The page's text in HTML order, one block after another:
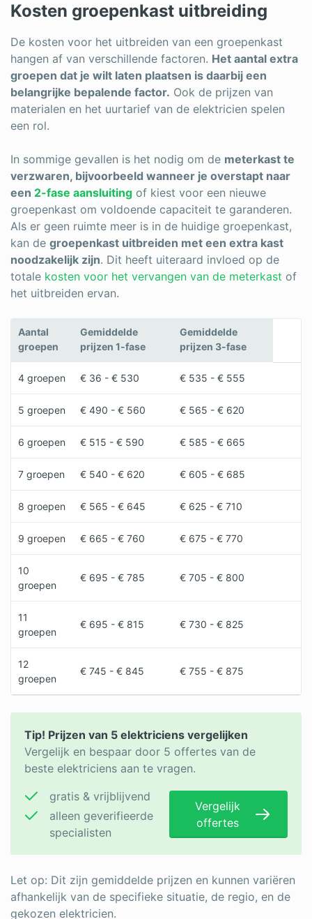
Kosten groepenkast uitbreiding
De kosten voor het uitbreiden van een groepenkast
hangen af van verschillende factoren. Het aantal extra
groepen dat je wilt laten plaatsen is daarbij een
belangrijke bepalende factor. Ook de prijzen van
materialen en het uurtarief van de elektricien spelen
een rol.
In sommige gevallen is het nodig om de meterkast te
verzwaren, bijvoorbeeld wanneer je overstapt naar
een 2-fase aansluiting of kiest voor een nieuwe
groepenkast om voldoende capaciteit te garanderen.
Als er geen ruimte meer is in de huidige groepenkast,
kan de groepenkast uitbreiden met een extra kast
noodzakelijk zijn. Dit heeft uiteraard invloed op de
totale kosten voor het vervangen van de meterkast of
het uitbreiden ervan.
Aantal
groepen
Gemiddelde
prijzen 1-fase
Gemiddelde
prijzen 3-fase
4 groepen € 36 - € 530 € 535 - € 555
5 groepen € 490 - € 560 € 565 - € 620
6 groepen € 515 - € 590 € 585 - € 665
7 groepen € 540 - € 620 € 605 - € 685
8 groepen € 565 - € 645 € 625 - € 710
9 groepen € 665 - € 760 € 675 - € 770
10
groepen
€ 695 - € 785 € 705 - € 800
11
groepen
€ 695 - € 815 € 730 - € 825
12
groepen
€ 745 - € 845 € 755 - € 875
Tip! Prijzen van 5 elektriciens vergelijken
Vergelijk en bespaar door 5 offertes van de
beste elektriciens aan te vragen.
gratis & vrijblijvend
alleen geverifieerde
specialisten
Vergelijk
offertes
Let op: Dit zijn gemiddelde prijzen en kunnen variëren
afhankelijk van de specifieke situatie, de regio, en de
gekozen elektricien.